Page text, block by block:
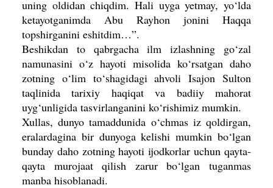
uning oldidan chiqdim. Hali uyga yetmay, yo‘lda
ketayotganimda Abu Rayhon jonini Haqqa
topshirganini eshitdim…”.
Beshikdan to qabrgacha ilm izlashning go‘zal
namunasini o‘z hayoti misolida ko‘rsatgan daho
zotning o‘lim to‘shagidagi ahvoli Isajon Sulton
taqlinida tarixiy haqiqat va badiiy mahorat
uyg‘unligida tasvirlanganini ko‘rishimiz mumkin.
Xullas, dunyo tamaddunida o‘chmas iz qoldirgan,
eralardagina bir dunyoga kelishi mumkin bo‘lgan
bunday daho zotning hayoti ijodkorlar uchun qayta-
qayta murojaat qilish zarur bo‘lgan tuganmas
manba hisoblanadi.